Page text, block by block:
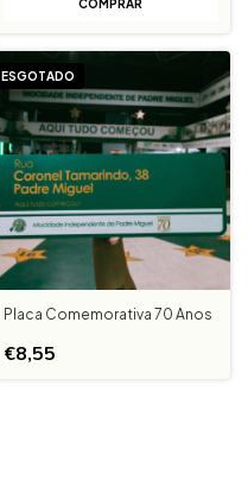
ESGOTADO
Placa Comemorativa 70 Anos
€8,55